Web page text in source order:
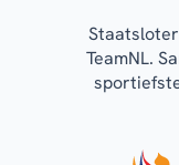
TeamNL.